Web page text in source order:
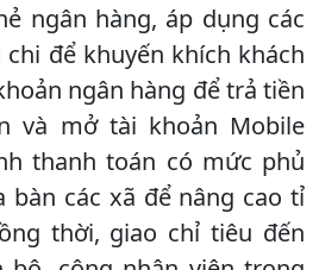
ngân hàng, áp dụng các
để khuyến khích khách
ngân hàng để trả tiền
và mở tài khoản Mobile
thanh toán có mức phủ
bàn các xã để nâng cao tỉ
thời, giao chỉ tiêu đến